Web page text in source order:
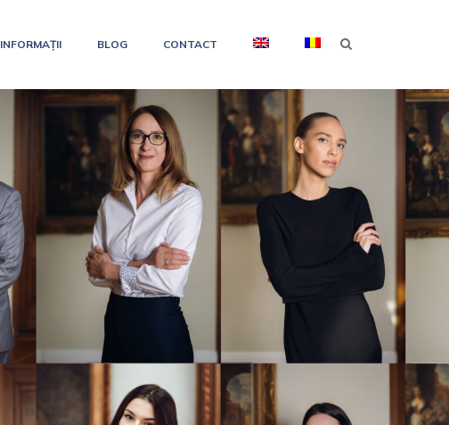
INFORMAȚII BLOG CONTACT